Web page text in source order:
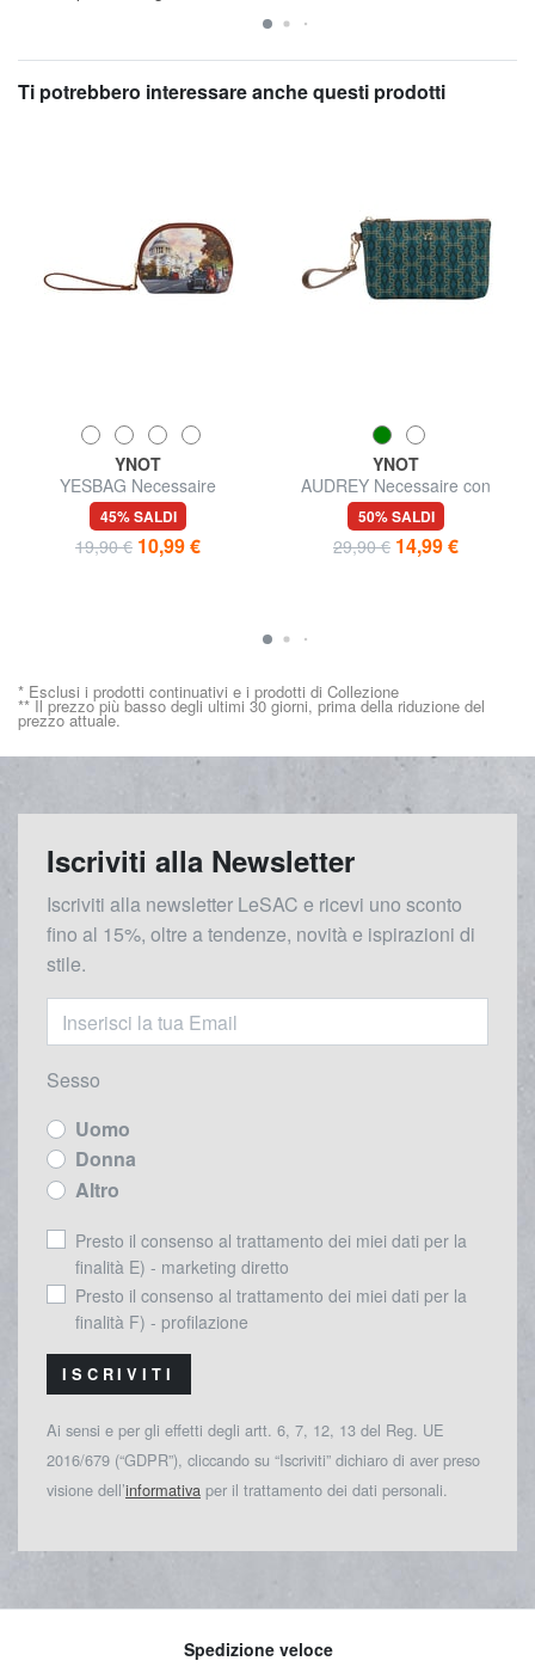
Ti potrebbero interessare anche questi prodotti
YNOT
YESBAG Necessaire
45% SALDI
19,90 € 10,99 €
YNOT
AUDREY Necessaire con
polsierina
50% SALDI
29,90 € 14,99 €
* Esclusi i prodotti continuativi e i prodotti di Collezione
** Il prezzo più basso degli ultimi 30 giorni, prima della riduzione del
prezzo attuale.
Iscriviti alla Newsletter
Iscriviti alla newsletter LeSAC e ricevi uno sconto
fino al 15%, oltre a tendenze, novità e ispirazioni di
stile.
Sesso
Uomo
Donna
Altro
Presto il consenso al trattamento dei miei dati per la
finalità E) - marketing diretto
Presto il consenso al trattamento dei miei dati per la
finalità F) - profilazione
ISCRIVITI
Ai sensi e per gli effetti degli artt. 6, 7, 12, 13 del Reg. UE
2016/679 (“GDPR”), cliccando su “Iscriviti” dichiaro di aver preso
visione dell’informativa per il trattamento dei dati personali.
Spedizione veloce